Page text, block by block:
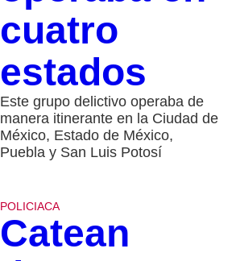
cuatro
estados
Este grupo delictivo operaba de
manera itinerante en la Ciudad de
México, Estado de México,
Puebla y San Luis Potosí
POLICIACA
Catean